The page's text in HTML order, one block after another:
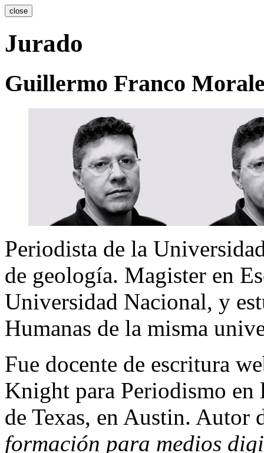
close
Jurado
Guillermo Franco
Periodista de la
de geología. Magister en
Universidad Nacional, y
Humanas de la misma
Fue docente de escritura
Knight para Periodismo en
de Texas, en Austin. Autor
formación para medios